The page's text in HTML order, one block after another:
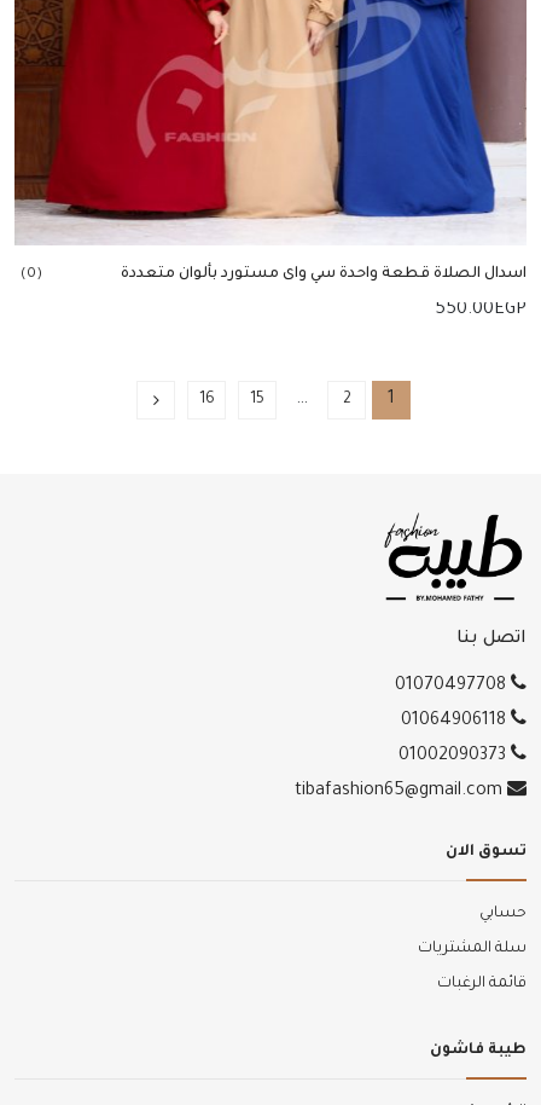
اسدال الصلاة قطعة واحدة سي واى مستورد بألوان متعددة (0)
550.00EGP
1
2
…
15
16
اتصل بنا
تسوق الان
حسابي
سلة المشتريات
قائمة الرغبات
طيبة فاشون